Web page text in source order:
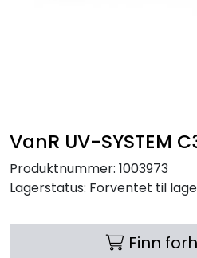
VanR UV-SYSTEM
Produktnummer: 1003973
Lagerstatus: Forventet til
Finn
HUS OG HYTTE
ANALYSEVERKTØY